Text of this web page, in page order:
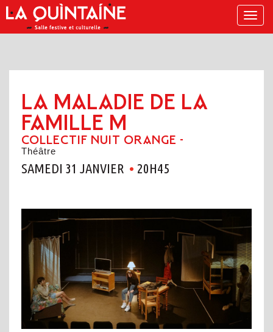
Menu
LA MALADIE DE LA
FAMILLE M
COLLECTIF NUIT ORANGE -
Théâtre
SAMEDI 31 JANVIER 20H45